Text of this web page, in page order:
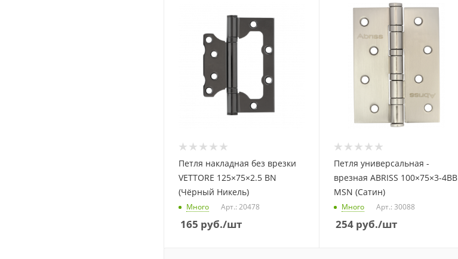
Петля накладная без врезки
VETTORE 125×75×2.5 BN
(Чёрный Никель)
Много Арт.: 20478
165 руб./шт
Петля универсальная -
врезная ABRISS 100×75×3-4BB
MSN (Сатин)
Много Арт.: 30088
254руб./шт